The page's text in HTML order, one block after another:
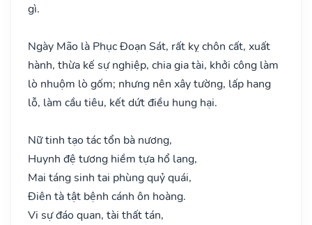
gì.
Ngày Mão là Phục Đoạn Sát, rất kỵ chôn cất, xuất
hành, thừa kế sự nghiệp, chia gia tài, khởi công làm
lò nhuộm lò gốm; nhưng nên xây tường, lấp hang
lỗ, làm cầu tiêu, kết dứt điều hung hại.
Nữ tinh tạo tác tổn bà nương,
Huynh đệ tương hiềm tựa hổ lang,
Mai táng sinh tai phùng quỷ quái,
Điên tà tật bệnh cánh ôn hoàng.
Vi sự đáo quan, tài thất tán,